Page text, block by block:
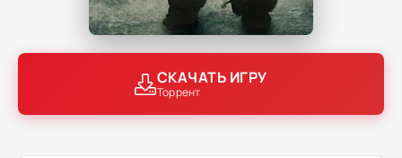
СКАЧАТЬ ИГРУ
Торрент